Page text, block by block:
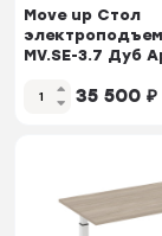
Move up Стол
MV.SE-3.7 Дуб
1380*720*720...
35 500 ₽